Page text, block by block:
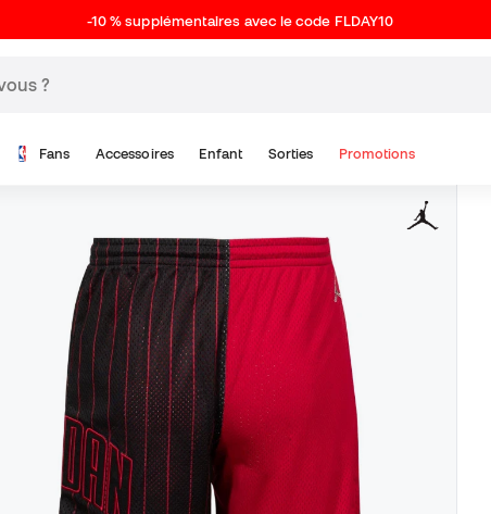
-10 % supplémentaires avec le code FLDAY10
Fans Accessoires Enfant Sorties Promotions